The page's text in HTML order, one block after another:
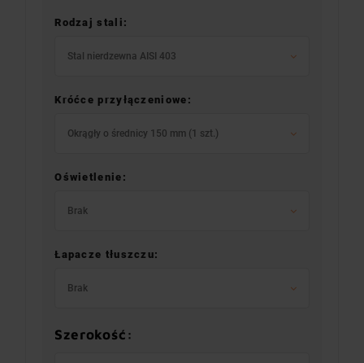
Rodzaj stali:
Stal nierdzewna AISI 403
Króćce przyłączeniowe:
Okrągły o średnicy 150 mm (1 szt.)
Oświetlenie:
Brak
Łapacze tłuszczu:
Brak
Szerokość: